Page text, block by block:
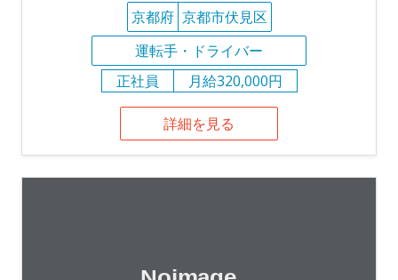
京都府 京都市伏見区
運転手・ドライバー
正社員
月給320,000円
詳細を見る